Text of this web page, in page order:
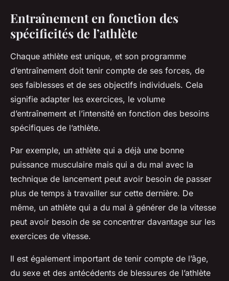
Entraînement en fonction des
spécificités de l’athlète
Chaque athlète est unique, et son programme
d’entraînement doit tenir compte de ses forces, de
ses faiblesses et de ses objectifs individuels. Cela
signifie adapter les exercices, le volume
d’entraînement et l’intensité en fonction des besoins
spécifiques de l’athlète.
Par exemple, un athlète qui a déjà une bonne
puissance musculaire mais qui a du mal avec la
technique de lancement peut avoir besoin de passer
plus de temps à travailler sur cette dernière. De
même, un athlète qui a du mal à générer de la vitesse
peut avoir besoin de se concentrer davantage sur les
exercices de vitesse.
Il est également important de tenir compte de l’âge,
du sexe et des antécédents de blessures de l’athlète